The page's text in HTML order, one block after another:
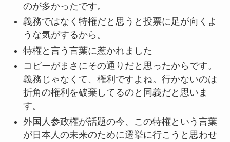
のが多かったです。
義務ではなく特権だと思うと投票に足が向くよ
うな気がするから。
特権と言う言葉に惹かれました
コピーがまさにその通りだと思ったからです。
義務じゃなくて、権利ですよね。行かないのは
折角の権利を破棄してるのと同義だと思いま
す。
外国人参政権が話題の今、この特権という言葉
が日本人の未来のために選挙に行こうと思わせ